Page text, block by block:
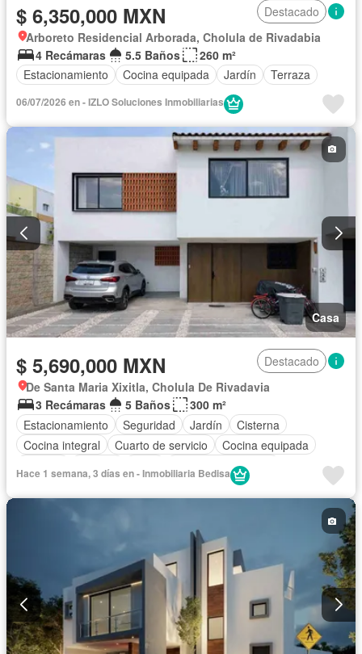
$ 6,350,000 MXN
Destacado
Arboreto Residencial Arborada, Cholula de Rivadabia
4 Recámaras
5.5 Baños
260 m²
Estacionamiento
Cocina equipada Jardín Terraza
06/07/2026 en - IZLO Soluciones Inmobiliarias
Casa
$ 5,690,000 MXN
Destacado
De Santa Maria Xixitla, Cholula De Rivadavia
3 Recámaras
5 Baños
300 m²
Estacionamiento
Seguridad Jardín
Cisterna
Cocina integral
Cuarto de servicio
Cocina equipada
Cuarto de Limpieza
Gas natural
Recámara con closet
Televisión por cable
Despacho
Sin amueblar
Hace 1 semana, 3 días en - Inmobiliaria Bedisa